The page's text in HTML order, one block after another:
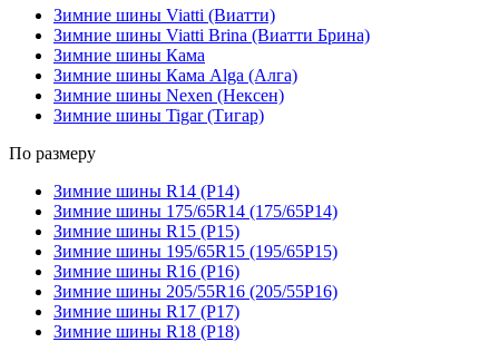
Зимние шины Viatti (Виатти)
Зимние шины Viatti Brina (Виатти Брина)
Зимние шины Кама
Зимние шины Кама Alga (Алга)
Зимние шины Nexen (Нексен)
Зимние шины Tigar (Тигар)
По размеру
Зимние шины R14 (Р14)
Зимние шины 175/65R14 (175/65Р14)
Зимние шины R15 (Р15)
Зимние шины 195/65R15 (195/65Р15)
Зимние шины R16 (Р16)
Зимние шины 205/55R16 (205/55Р16)
Зимние шины R17 (Р17)
Зимние шины R18 (Р18)